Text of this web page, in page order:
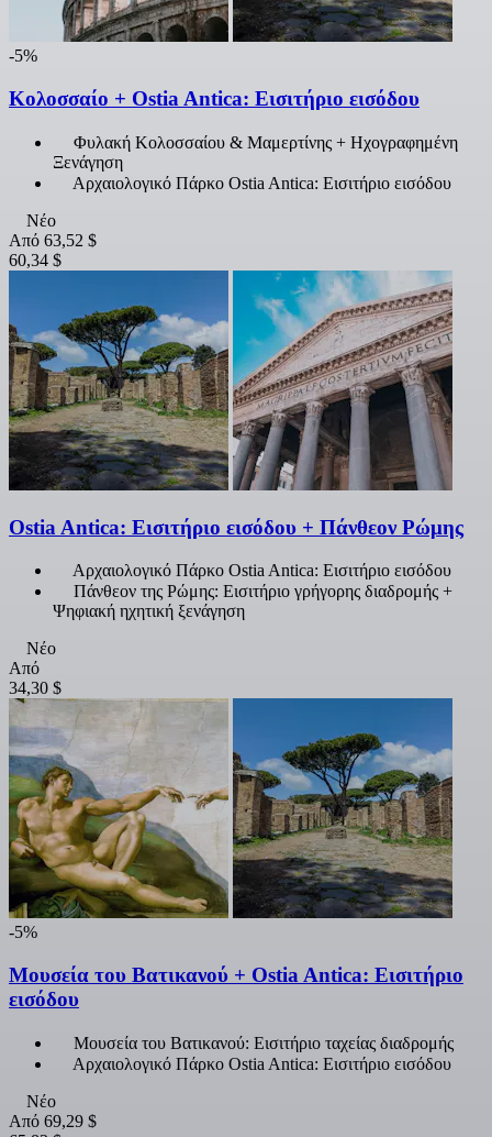
-5%
Κολοσσαίο + Ostia Antica: Εισιτήριο εισόδου
Φυλακή Κολοσσαίου & Μαμερτίνης + Ηχογραφημένη
Ξενάγηση
Αρχαιολογικό Πάρκο Ostia Antica: Εισιτήριο εισόδου
Νέο
Από 63,52 $
60,34 $
Ostia Antica: Εισιτήριο εισόδου + Πάνθεον Ρώμης
Αρχαιολογικό Πάρκο Ostia Antica: Εισιτήριο εισόδου
Πάνθεον της Ρώμης: Εισιτήριο γρήγορης διαδρομής +
Ψηφιακή ηχητική ξενάγηση
Νέο
Από
34,30 $
-5%
Μουσεία του Βατικανού + Ostia Antica: Εισιτήριο
εισόδου
Μουσεία του Βατικανού: Εισιτήριο ταχείας διαδρομής
Αρχαιολογικό Πάρκο Ostia Antica: Εισιτήριο εισόδου
Νέο
Από 69,29 $